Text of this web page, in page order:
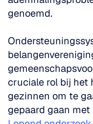
genoemd.
cruciale rol bij het
gezinnen om te